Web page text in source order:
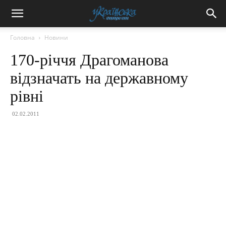
Головна Новини
170-річчя Драгоманова
відзначать на державному
рівні
02.02.2011